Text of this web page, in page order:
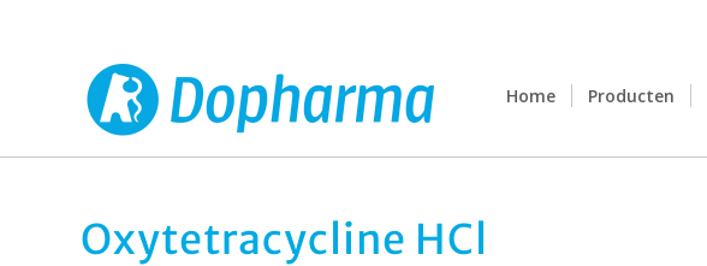
Home Producten
Oxytetracycline HCl